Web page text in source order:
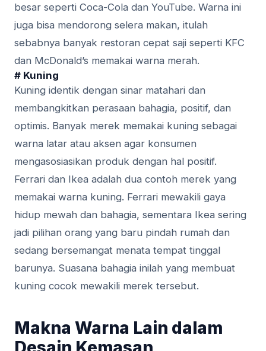
besar seperti Coca-Cola dan YouTube. Warna ini
juga bisa mendorong selera makan, itulah
sebabnya banyak restoran cepat saji seperti KFC
dan McDonald’s memakai warna merah.
# Kuning
Kuning identik dengan sinar matahari dan
membangkitkan perasaan bahagia, positif, dan
optimis. Banyak merek memakai kuning sebagai
warna latar atau aksen agar konsumen
mengasosiasikan produk dengan hal positif.
Ferrari dan Ikea adalah dua contoh merek yang
memakai warna kuning. Ferrari mewakili gaya
hidup mewah dan bahagia, sementara Ikea sering
jadi pilihan orang yang baru pindah rumah dan
sedang bersemangat menata tempat tinggal
barunya. Suasana bahagia inilah yang membuat
kuning cocok mewakili merek tersebut.
Makna Warna Lain dalam